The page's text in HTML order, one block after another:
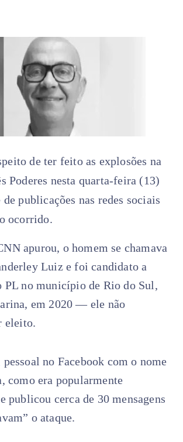
de ter feito as explosões na
Poderes nesta quarta-feira (13)
publicações nas redes sociais
ocorrido.
apurou, o homem se chamava
Luiz e foi candidato a
PL no município de Rio do Sul,
em 2020 — ele não
eleito.
no Facebook com o nome
como era popularmente
publicou cerca de 30 mensagens
o ataque.